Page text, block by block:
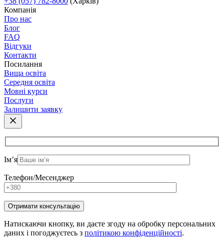
Компанія
Про нас
Блог
FAQ
Відгуки
Контакти
Посилання
Вища освіта
Середня освіта
Мовні курси
Послуги
Залишити заявку
Ім’я
Телефон/Месенджер
Натискаючи кнопку, ви даєте згоду на обробку персональних
даних і погоджуєтесь з політикою конфіденційності.